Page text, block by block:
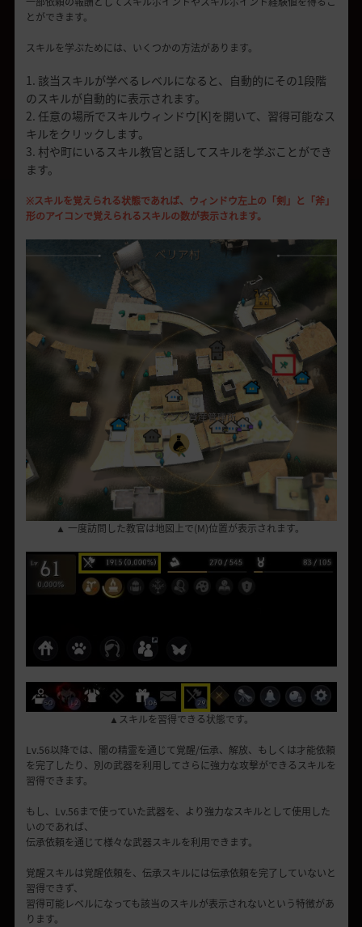
とができます。
スキルを学ぶためには、いくつかの方法があります。
1. 該当スキルが学べるレベルになると、自動的にその1段階
のスキルが自動的に表示されます。
2. 任意の場所でスキルウィンドウ[K]を開いて、習得可能なス
キルをクリックします。
3. 村や町にいるスキル教官と話してスキルを学ぶことができ
ます。
※スキルを覚えられる状態であれば、ウィンドウ左上の「剣」と「斧」
形のアイコンで覚えられるスキルの数が表示されます。
▲ 一度訪問した教官は地図上で(M)位置が表示されます。
▲スキルを習得できる状態です。
Lv.56以降では、闇の精霊を通じて覚醒/伝承、解放、もしくは才能依頼
を完了したり、別の武器を利用してさらに強力な攻撃ができるスキルを
習得できます。
もし、Lv.56まで使っていた武器を、より強力なスキルとして使用した
いのであれば、
伝承依頼を通じて様々な武器スキルを利用できます。
覚醒スキルは覚醒依頼を、伝承スキルには伝承依頼を完了していないと
習得できず、
習得可能レベルになっても該当のスキルが表示されないという特徴があ
ります。